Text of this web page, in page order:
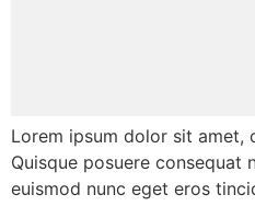
Lorem ipsum dolor sit amet,
Quisque posuere consequat
euismod nunc eget eros